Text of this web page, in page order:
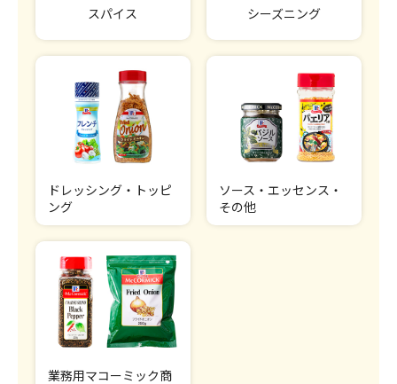
スパイス シーズニング
ドレッシング・トッピ
ング
ソース・エッセンス・
その他
業務用マコーミック商